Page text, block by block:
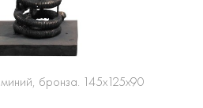
бронза. 145х125х90